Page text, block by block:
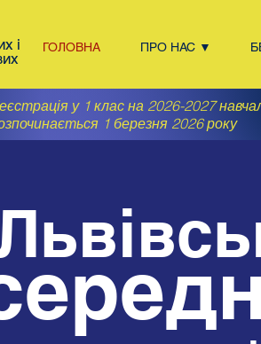
і
ГОЛОВНА ПРО НАС ▼
у 1 клас на 2026-2027
1 березня 2026 року